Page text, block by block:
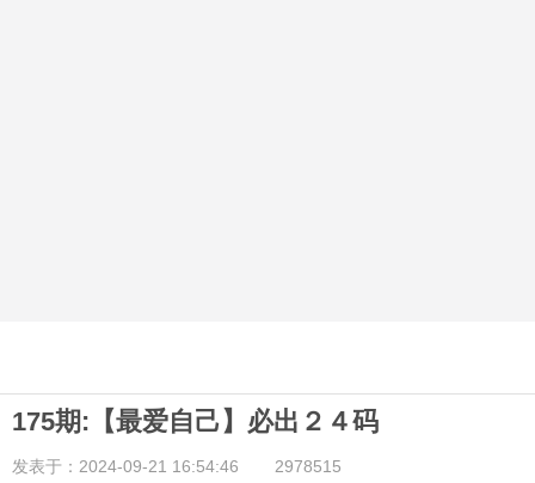
175期:【最爱自己】必出２４码
发表于：2024-09-21 16:54:46 2978515